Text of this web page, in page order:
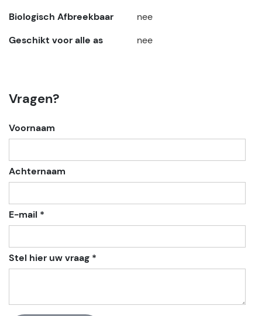
Biologisch Afbreekbaar
nee
Geschikt voor alle as
nee
Vragen?
Voornaam
Achternaam
E-mail *
Stel hier uw vraag *